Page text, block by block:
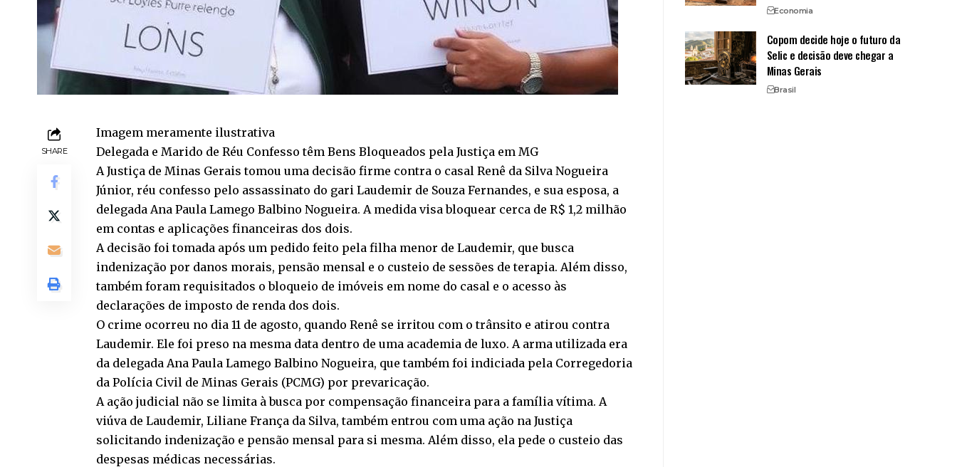
SHARE
Imagem meramente ilustrativa
Delegada e Marido de Réu Confesso têm Bens Bloqueados pela Justiça em MG
A Justiça de Minas Gerais tomou uma decisão firme contra o casal Renê da Silva Nogueira
Júnior, réu confesso pelo assassinato do gari Laudemir de Souza Fernandes, e sua esposa, a
delegada Ana Paula Lamego Balbino Nogueira. A medida visa bloquear cerca de R$ 1,2 milhão
em contas e aplicações financeiras dos dois.
A decisão foi tomada após um pedido feito pela filha menor de Laudemir, que busca
indenização por danos morais, pensão mensal e o custeio de sessões de terapia. Além disso,
também foram requisitados o bloqueio de imóveis em nome do casal e o acesso às
declarações de imposto de renda dos dois.
O crime ocorreu no dia 11 de agosto, quando Renê se irritou com o trânsito e atirou contra
Laudemir. Ele foi preso na mesma data dentro de uma academia de luxo. A arma utilizada era
da delegada Ana Paula Lamego Balbino Nogueira, que também foi indiciada pela Corregedoria
da Polícia Civil de Minas Gerais (PCMG) por prevaricação.
A ação judicial não se limita à busca por compensação financeira para a família vítima. A
viúva de Laudemir, Liliane França da Silva, também entrou com uma ação na Justiça
solicitando indenização e pensão mensal para si mesma. Além disso, ela pede o custeio das
despesas médicas necessárias.
Economia
Copom decide hoje o futuro da
Selic e decisão deve chegar a
Minas Gerais
Brasil